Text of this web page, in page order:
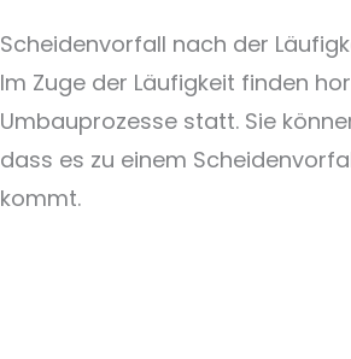
Scheidenvorfall nach der
Im Zuge der Läufigkeit finden
Umbauprozesse statt. Sie
dass es zu einem
kommt.